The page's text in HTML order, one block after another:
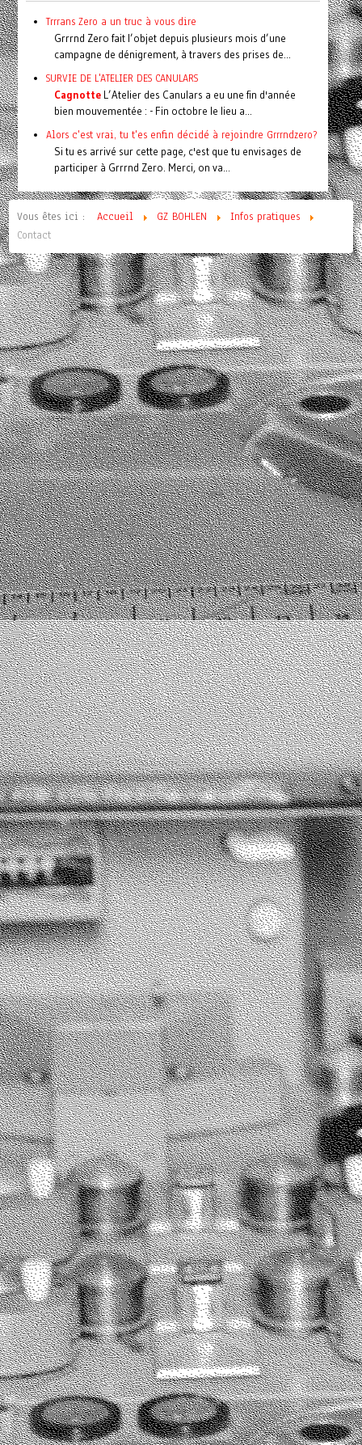
Trrrans Zero a un truc à vous dire
Grrrnd Zero fait l’objet depuis plusieurs mois d’une
campagne de dénigrement, à travers des prises de...
SURVIE DE L'ATELIER DES CANULARS
CagnotteL’Atelier des Canulars a eu une fin d'année
bien mouvementée : - Fin octobre le lieu a...
Alors c'est vrai, tu t'es enfin décidé à rejoindre Grrrndzero?
Si tu es arrivé sur cette page, c'est que tu envisages de
participer à Grrrnd Zero. Merci, on va...
Vous êtes ici : Accueil GZ BOHLEN
Infos pratiques
Contact